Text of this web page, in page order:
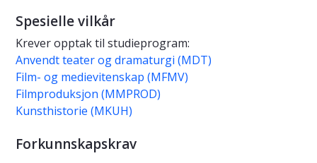
Spesielle vilkår
Krever opptak til studieprogram:
Anvendt teater og dramaturgi (MDT)
Film- og medievitenskap (MFMV)
Filmproduksjon (MMPROD)
Kunsthistorie (MKUH)
Forkunnskapskrav